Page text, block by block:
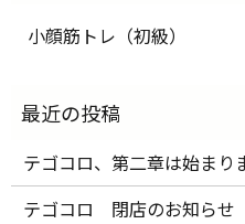
小顔筋トレ（初級）
テゴコロ、第二章は始まり
テゴコロ 閉店のお知らせ